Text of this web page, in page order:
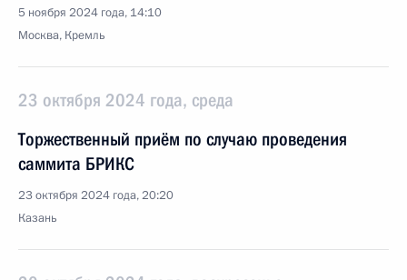
5 ноября 2024 года, 14:10
Москва, Кремль
23 октября 2024 года, среда
Торжественный приём по случаю проведения
саммита БРИКС
23 октября 2024 года, 20:20
Казань